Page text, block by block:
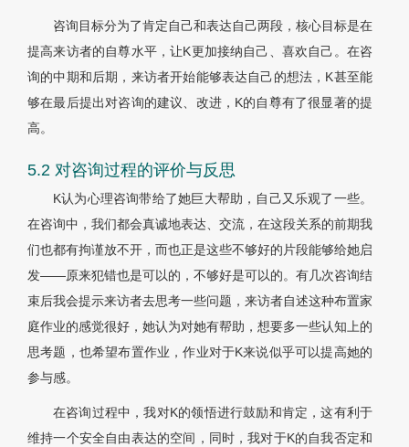
咨询目标分为了肯定自己和表达自己两段，核心目标是在
提高来访者的自尊水平，让K更加接纳自己、喜欢自己。在咨
询的中期和后期，来访者开始能够表达自己的想法，K甚至能
够在最后提出对咨询的建议、改进，K的自尊有了很显著的提
高。
5.2 对咨询过程的评价与反思
K认为心理咨询带给了她巨大帮助，自己又乐观了一些。
在咨询中，我们都会真诚地表达、交流，在这段关系的前期我
们也都有拘谨放不开，而也正是这些不够好的片段能够给她启
发——原来犯错也是可以的，不够好是可以的。有几次咨询结
束后我会提示来访者去思考一些问题，来访者自述这种布置家
庭作业的感觉很好，她认为对她有帮助，想要多一些认知上的
思考题，也希望布置作业，作业对于K来说似乎可以提高她的
参与感。
在咨询过程中，我对K的领悟进行鼓励和肯定，这有利于
维持一个安全自由表达的空间，同时，我对于K的自我否定和